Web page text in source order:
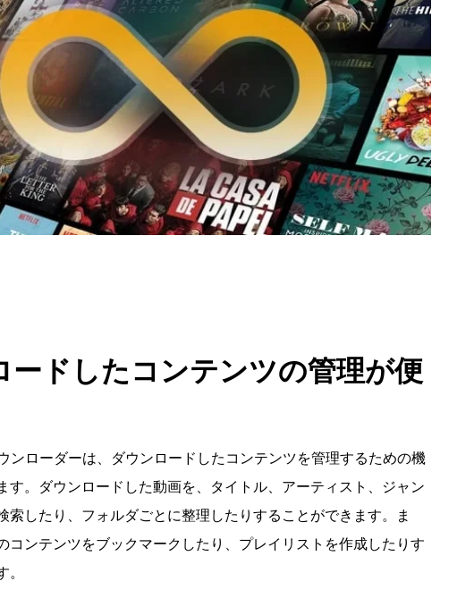
ードしたコンテンツの管理が便
ンローダーは、ダウンロードしたコンテンツを管理するための機
す。ダウンロードした動画を、タイトル、アーティスト、ジャン
索したり、フォルダごとに整理したりすることができます。ま
コンテンツをブックマークしたり、プレイリストを作成したりす
。